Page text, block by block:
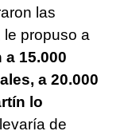
las
propuso a
15.000
a 20.000
lo
de